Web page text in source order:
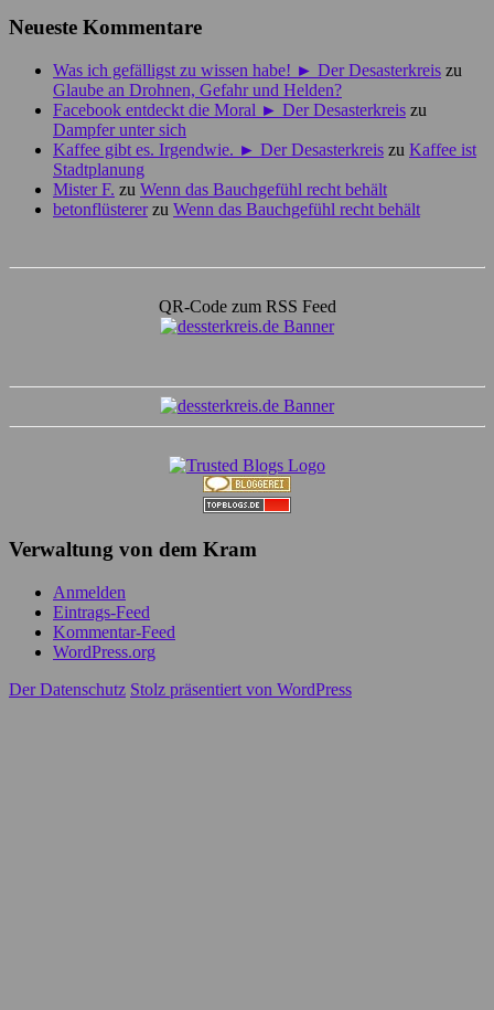
Neueste Kommentare
Was ich gefälligst zu wissen habe! ► Der Desasterkreis zu
Glaube an Drohnen, Gefahr und Helden?
Facebook entdeckt die Moral ► Der Desasterkreis zu
Dampfer unter sich
Kaffee gibt es. Irgendwie. ► Der Desasterkreis zu Kaffee ist
Stadtplanung
Mister F. zu Wenn das Bauchgefühl recht behält
betonflüstererzu Wenn das Bauchgefühl recht behält
QR-Code zum RSS Feed
Verwaltung von dem Kram
Anmelden
Eintrags-Feed
Kommentar-Feed
WordPress.org
Der Datenschutz Stolz präsentiert von WordPress